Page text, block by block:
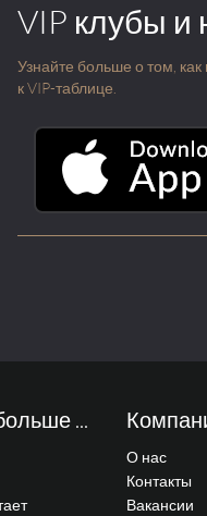
VIP клубы
Узнайте больше о том, как
к VIP-таблице.
...
О нас
Контакты
Вакансии